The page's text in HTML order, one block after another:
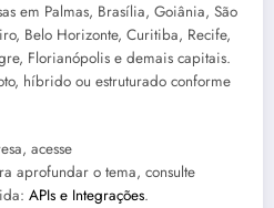
em Palmas, Brasília, Goiânia, São
Belo Horizonte, Curitiba, Recife,
Florianópolis e demais capitais.
híbrido ou estruturado conforme
acesse
aprofundar o tema, consulte
APIs e Integrações.